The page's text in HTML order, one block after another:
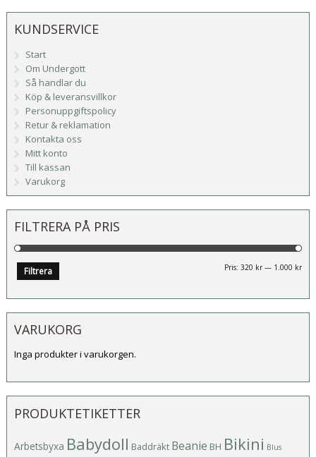
KUNDSERVICE
Start
Om Undergott
Så handlar du
Köp & leveransvillkor
Personuppgiftspolicy
Retur & reklamation
Kontakta oss
Mitt konto
Till kassan
Varukorg
FILTRERA PÅ PRIS
Filtrera Pris:320 kr — 1.000 kr
VARUKORG
Inga produkter i varukorgen.
PRODUKTETIKETTER
Arbetsbyxa Babydoll Baddräkt Beanie BH Bikini Blus